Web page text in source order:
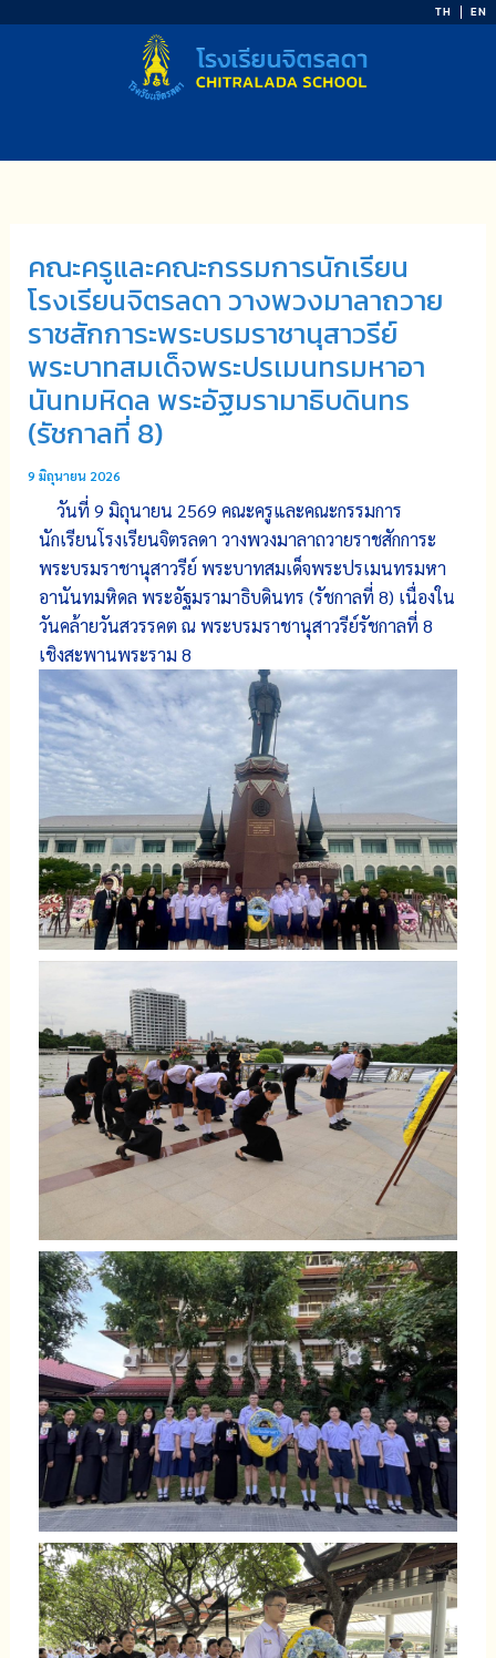
TH EN
คณะครูและคณะกรรมการนักเรียน
โรงเรียนจิตรลดา วางพวงมาลาถวาย
ราชสักการะพระบรมราชานุสาวรีย์
พระบาทสมเด็จพระปรเมนทรมหาอา
นันทมหิดล พระอัฐมรามาธิบดินทร
(รัชกาลที่ 8)
9 มิถุนายน 2026
วันที่ 9 มิถุนายน 2569 คณะครูและคณะกรรมการ
นักเรียนโรงเรียนจิตรลดา วางพวงมาลาถวายราชสักการะ
พระบรมราชานุสาวรีย์ พระบาทสมเด็จพระปรเมนทรมหา
อานันทมหิดล พระอัฐมรามาธิบดินทร (รัชกาลที่ 8) เนื่องใน
วันคล้ายวันสวรรคต​ ณ พระบรมราชานุสาวรีย์รัชกาลที่ 8
เชิงสะพานพระราม 8